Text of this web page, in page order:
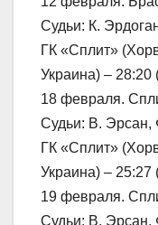
Судьи: К.
ГК «Сплит»
Украина) – 28:20
18 февраля.
Судьи: В. Эрсан,
ГК «Сплит»
Украина) – 25:27
19 февраля.
Судьи: В. Эрсан,